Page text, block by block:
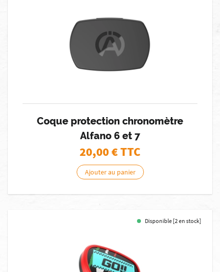
Coque protection chronomètre
Alfano 6 et 7
20,00€ TTC
Ajouter au panier
Disponible [2 en stock]